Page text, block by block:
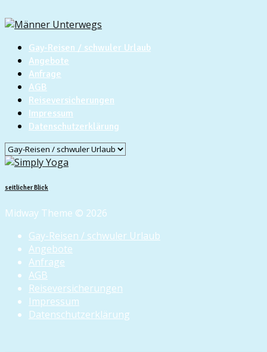
Gay-Reisen / schwuler Urlaub
Angebote
Anfrage
AGB
Reiseversicherungen
Impressum
Datenschutzerklärung
seitlicher Blick
Midway Theme © 2026
Gay-Reisen / schwuler Urlaub
Angebote
Anfrage
AGB
Reiseversicherungen
Impressum
Datenschutzerklärung